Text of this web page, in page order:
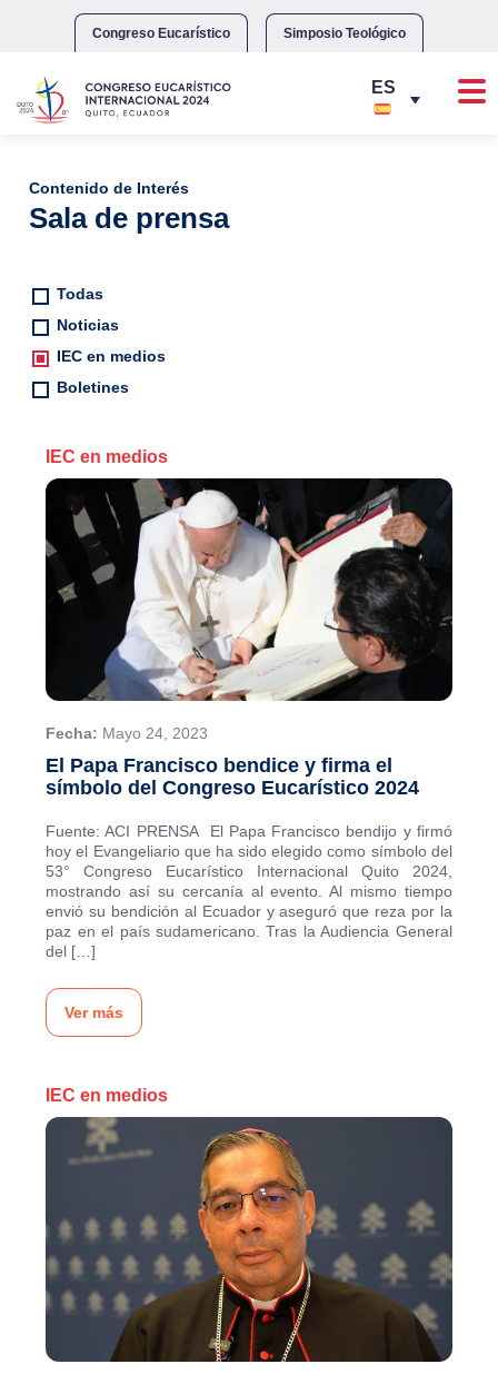
Congreso Eucarístico Simposio Teológico
Contenido de Interés
Sala de prensa
Todas
Noticias
IEC en medios
Boletines
IEC en medios
Fecha: Mayo 24, 2023
El Papa Francisco bendice y firma el
símbolo del Congreso Eucarístico 2024
Fuente: ACI PRENSA El Papa Francisco bendijo y firmó
hoy el Evangeliario que ha sido elegido como símbolo del
53° Congreso Eucarístico Internacional Quito 2024,
mostrando así su cercanía al evento. Al mismo tiempo
envió su bendición al Ecuador y aseguró que reza por la
paz en el país sudamericano. Tras la Audiencia General
del […]
Ver más
IEC en medios